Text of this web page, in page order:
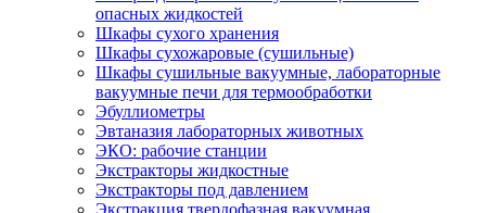
опасных жидкостей
Шкафы сухого хранения
Шкафы сухожаровые (сушильные)
Шкафы сушильные вакуумные, лабораторные
вакуумные печи для термообработки
Эбуллиометры
Эвтаназия лабораторных животных
ЭКО: рабочие станции
Экстракторы жидкостные
Экстракторы под давлением
Экстракция твердофазная вакуумная